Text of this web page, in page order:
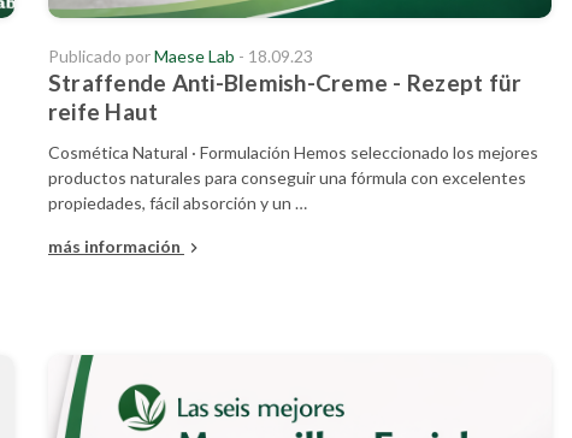
Publicado porMaese Lab - 18.09.23
Straffende Anti-Blemish-Creme - Rezept für
reife Haut
Cosmética Natural · Formulación Hemos seleccionado los mejores
productos naturales para conseguir una fórmula con excelentes
propiedades, fácil absorción y un …
más información